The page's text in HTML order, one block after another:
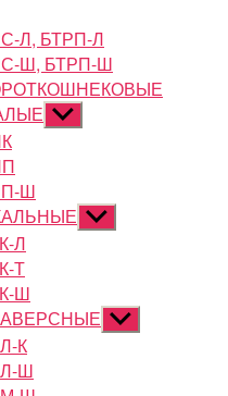
Л, БТРП-Л
Ш, БТРП-Ш
Показывать
подменю
Ш
Показывать
подменю
Л
Т
Ш
Показывать
подменю
К
Ш